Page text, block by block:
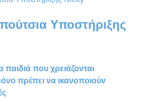
Υποστήριξης
παιδιά που χρειάζονται
πρέπει να ικανοποιούν